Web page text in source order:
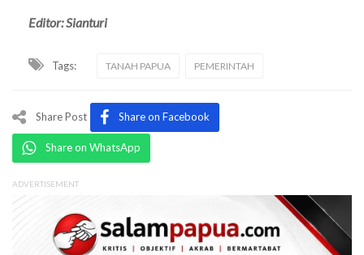
Editor: Sianturi
Tags: TANAH PAPUA PEMERINTAH
Share Post Share on Facebook
Share on WhatsApp
ADVERTISEMENT